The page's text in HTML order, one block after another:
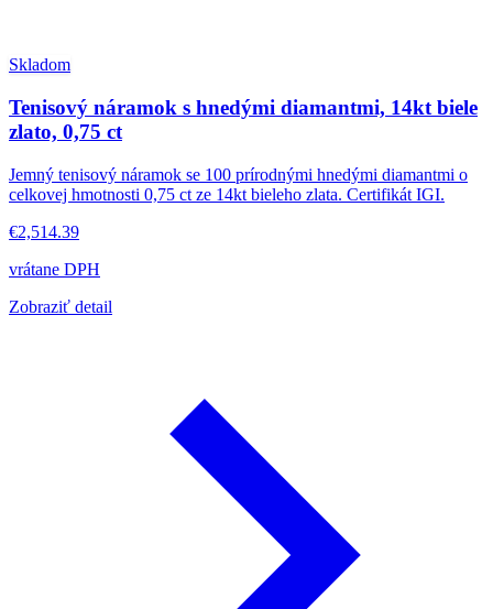
Skladom
Tenisový náramok s hnedými diamantmi, 14kt biele
zlato, 0,75 ct
Jemný tenisový náramok se 100 prírodnými hnedými diamantmi o
celkovej hmotnosti 0,75 ct ze 14kt bieleho zlata. Certifikát IGI.
€2,514.39
vrátane DPH
Zobraziť detail